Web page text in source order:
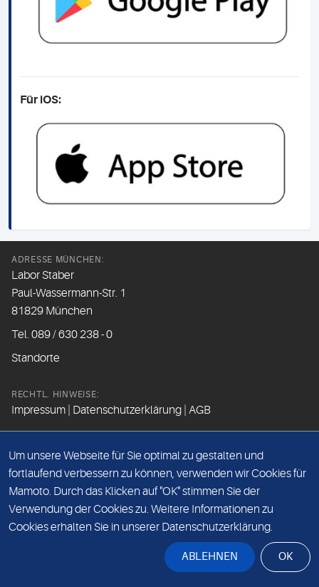
Für iOS:
ADRESSE MÜNCHEN:
Labor Staber
Paul-Wassermann-Str. 1
81829 München
Tel. 089 / 630 238 - 0
Standorte
RECHTL. HINWEISE:
Impressum Datenschutzerklärung AGB
Beim Besuch der Social Media Kanäle werden Daten vom
Betreiber der Seite erfasst.
Datenschutzerklärung
Um unsere Webseite für Sie optimal zu gestalten und
fortlaufend verbessern zu können, verwenden wir Cookies für
Mamoto. Durch das Klicken auf "OK" stimmen Sie der
Verwendung der Cookies zu. Weitere Informationen zu
Cookies erhalten Sie in unserer Datenschutzerklärung.
ABLEHNEN OK